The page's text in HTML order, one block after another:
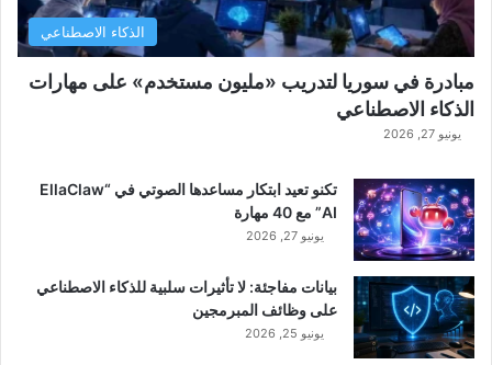
الذكاء الاصطناعي
مبادرة في سوريا لتدريب «مليون مستخدم» على مهارات
الذكاء الاصطناعي
يونيو 27, 2026
تكنو تعيد ابتكار مساعدها الصوتي في “EllaClaw
AI” مع 40 مهارة
يونيو 27, 2026
بيانات مفاجئة: لا تأثيرات سلبية للذكاء الاصطناعي
على وظائف المبرمجين
يونيو 25, 2026